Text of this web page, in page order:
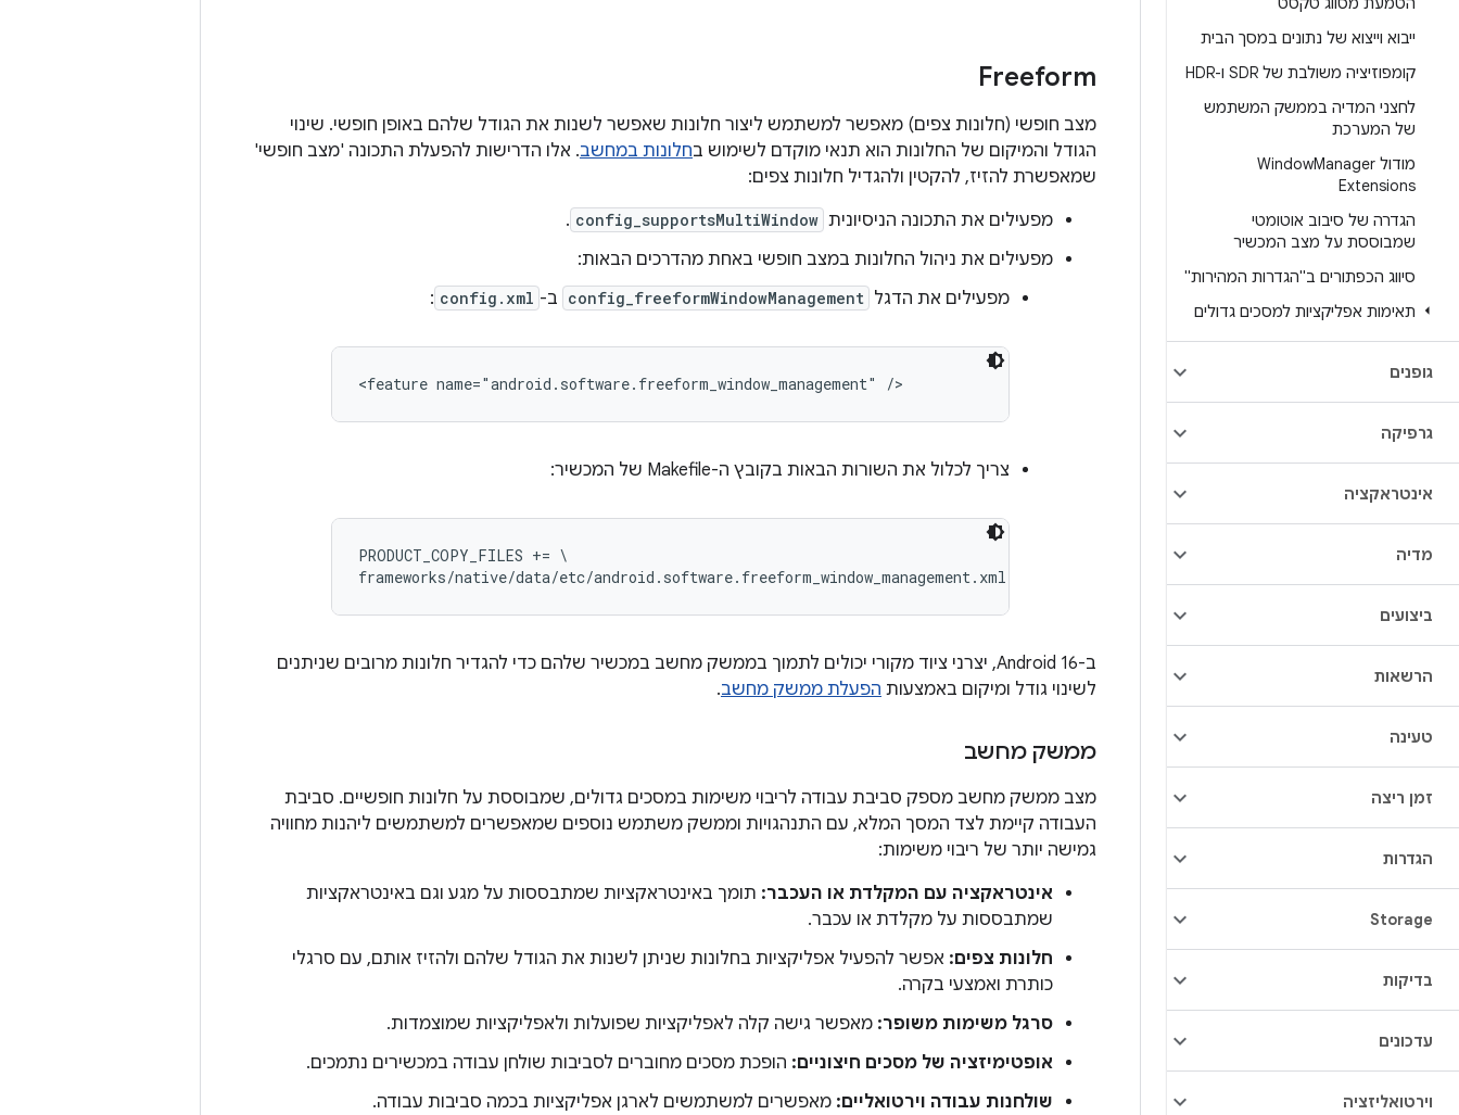
ייבוא וייצוא של נתונים במסך הבית
קומפוזיציה משולבת של SDR ו-HDR
לחצני המדיה בממשק המשתמש
של המערכת
מודול Window Manager
Extensions
הגדרה של סיבוב אוטומטי
שמבוססת על מצב המכשיר
סיווג הכפתורים ב"הגדרות המהירות"
תאימות אפליקציות למסכים גדולים
גופנים
גרפיקה
אינטראקציה
מדיה
ביצועים
הרשאות
טעינה
זמן ריצה
הגדרות
Storage
בדיקות
עדכונים
וירטואליזציה
Freeform
מצב חופשי (חלונות צפים) מאפשר למשתמש ליצור חלונות שאפשר לשנות את הגודל שלהם באופן חופשי. שינוי
הגודל והמיקום של החלונות הוא תנאי מוקדם לשימוש בחלונות במחשב. אלו הדרישות להפעלת התכונה 'מצב חופשי'
שמאפשרת להזיז, להקטין ולהגדיל חלונות צפים:
מפעילים את התכונה הניסיונית config_supportsMultiWindow
.
מפעילים את ניהול החלונות במצב חופשי באחת מהדרכים הבאות:
מפעילים את הדגל config_freeformWindowManagement ב- config.xml
:
<feature name="android.software.freeform_window_management" />
צריך לכלול את השורות הבאות בקובץ ה-Makefile של המכשיר:
PRODUCT_COPY_FILES += \
frameworks/native/data/etc/android.software.freeform_window_management.xml:$(TARGET_COPY_OUT_SYSTEM)/etc/permissions/
ב-Android 16, יצרני ציוד מקורי יכולים לתמוך בממשק מחשב במכשיר שלהם כדי להגדיר חלונות מרובים שניתנים
לשינוי גודל ומיקום באמצעות הפעלת ממשק מחשב.
ממשק מחשב
מצב ממשק מחשב מספק סביבת עבודה לריבוי משימות במסכים גדולים, שמבוססת על חלונות חופשיים. סביבת
העבודה קיימת לצד המסך המלא, עם התנהגויות וממשק משתמש נוספים שמאפשרים למשתמשים ליהנות מחוויה
גמישה יותר של ריבוי משימות:
אינטראקציה עם המקלדת או העכבר: תומך באינטראקציות שמתבססות על מגע וגם באינטראקציות
שמתבססות על מקלדת או עכבר.
חלונות צפים: אפשר להפעיל אפליקציות בחלונות שניתן לשנות את הגודל שלהם ולהזיז אותם, עם סרגלי
כותרת ואמצעי בקרה.
סרגל משימות משופר: מאפשר גישה קלה לאפליקציות שפועלות ולאפליקציות שמוצמדות.
אופטימיזציה של מסכים חיצוניים: הופכת מסכים מחוברים לסביבות שולחן עבודה במכשירים נתמכים.
שולחנות עבודה וירטואליים: מאפשרים למשתמשים לארגן אפליקציות בכמה סביבות עבודה.